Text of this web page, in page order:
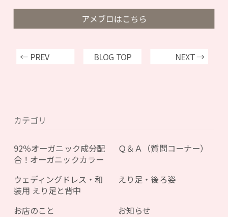
アメブロはこちら
← PREV BLOG TOP NEXT →
カテゴリ
92％オーガニック成分配
合！オーガニックカラー
Ｑ＆Ａ（質問コーナー）
ウェディングドレス・和
装用 えり足と背中
えり足・後ろ姿
お店のこと
お知らせ